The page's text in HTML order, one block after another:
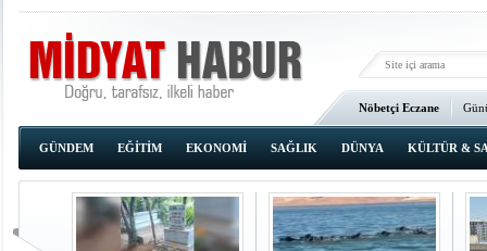
Nöbetçi Eczane
Ana Sayfa
GÜNDEM
EĞİTİM EKONOMİ SAĞLIK DÜNYA KÜLTÜR &